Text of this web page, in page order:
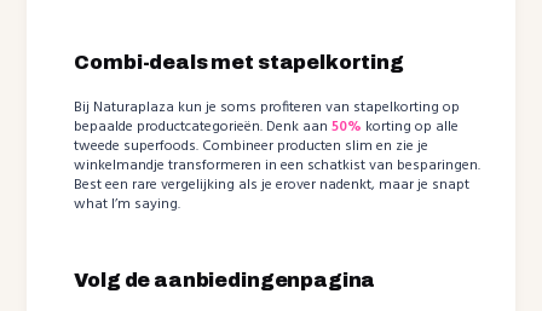
Combi-deals met stapelkorting
Bij Naturaplaza kun je soms profiteren van stapelkorting op
bepaalde productcategorieën. Denk aan50% korting op alle
tweede superfoods. Combineer producten slim en zie je
winkelmandje transformeren in een schatkist van besparingen.
Best een rare vergelijking als je erover nadenkt, maar je snapt
what I’m saying.
Volg de aanbiedingenpagina